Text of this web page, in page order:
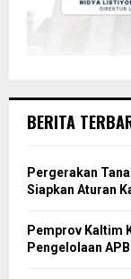
BERITA
Pergerakan
Siapkan Aturan
Pemprov Kaltim
Pengelolaan